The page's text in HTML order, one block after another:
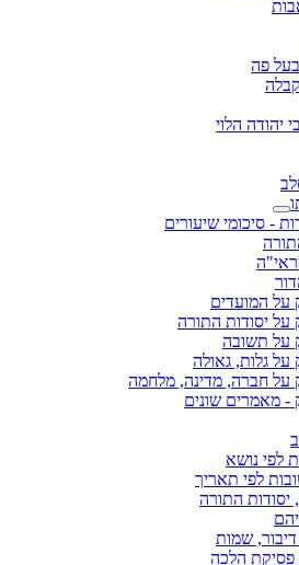
פה
יהודה הלוי
- סיכומי שיעורים
על המועדים
על יסודות התורה
על תשובה
על גלות, גאולה
על חברה, מדינה, מלחמה
- מאמרים שונים
לפי נושא
לפי תאריך
התורה
שמות
פסיקת הלכה